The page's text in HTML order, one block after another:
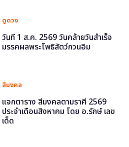
ดูดวง
วันที่ 1 ส.ค. 2569 วันคล้ายวันสำเร็จ
มรรคผลพระโพธิสัตว์กวนอิม
สีมงคล
แจกตาราง สีมงคลตามราศี 2569
ประจำเดือนสิงหาคม โดย อ.รักษ์ เลข
เด็ด